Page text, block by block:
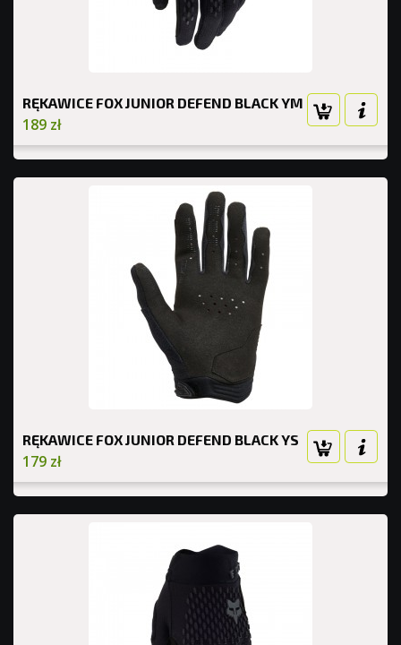
RĘKAWICE FOX JUNIOR DEFEND BLACK YM
189 zł
RĘKAWICE FOX JUNIOR DEFEND BLACK YS
179 zł